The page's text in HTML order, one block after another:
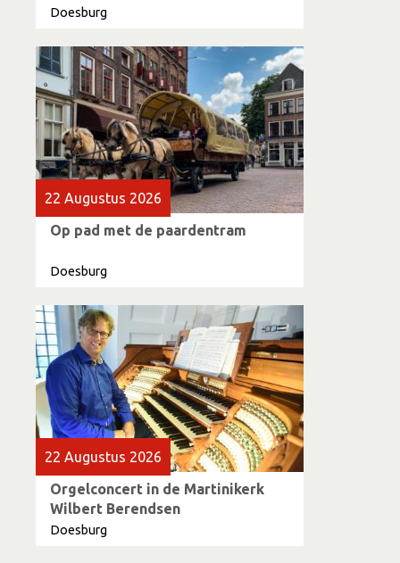
Doesburg
22 Augustus 2026
Op pad met de paardentram
Doesburg
22 Augustus 2026
Orgelconcert in de Martinikerk
Wilbert Berendsen
Doesburg